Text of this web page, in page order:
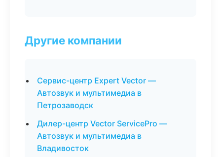
Другие компании
Сервис-центр Expert Vector —
Автозвук и мультимедиа в
Петрозаводск
Дилер-центр Vector ServicePro —
Автозвук и мультимедиа в
Владивосток